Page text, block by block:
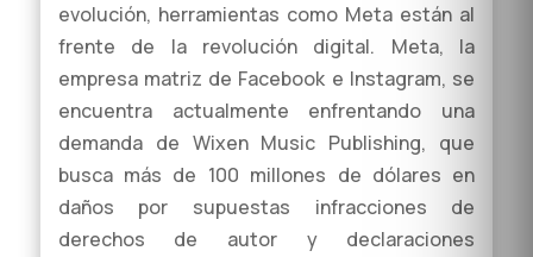
evolución, herramientas como Meta están al
frente de la revolución digital. Meta, la
empresa matriz de Facebook e Instagram, se
encuentra actualmente enfrentando una
demanda de Wixen Music Publishing, que
busca más de 100 millones de dólares en
daños por supuestas infracciones de
derechos de autor y declaraciones